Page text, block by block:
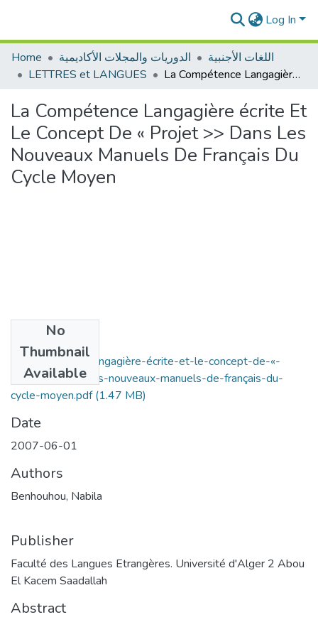
Log In
Home الدوريات والمجلات الأكاديمية
اللغات الأجنبية
LETTRES et LANGUES
La Compétence Langagière écrite Et Le Concept De « Projet >> Dans Les Nouveaux Manuels De Français Du Cycle Moyen
La Compétence Langagière écrite Et
Le Concept De « Projet >> Dans Les
Nouveaux Manuels De Français Du
Cycle Moyen
No
Thumbnail
Available
la-compétence-langagière-écrite-et-le-concept-de-«-
projet-__-dans-les-nouveaux-manuels-de-français-du-
cycle-moyen.pdf(1.47 MB)
Date
2007-06-01
Authors
Benhouhou, Nabila
Publisher
Faculté des Langues Etrangères. Université d'Alger 2 Abou
El Kacem Saadallah
Abstract